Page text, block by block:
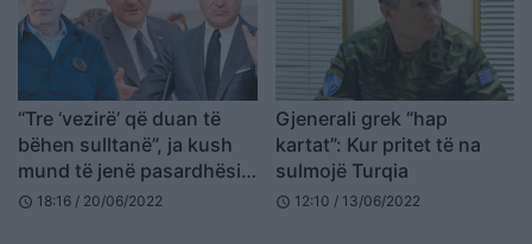
“Tre ‘vezirë’ që duan të
bëhen sulltanë”, ja kush
mund të jenë pasardhësit
e Erdoganit (FOTO LAJM)
schedule 18:16 / 20/06/2022
Gjenerali grek “hap
kartat”: Kur pritet të na
sulmojë Turqia
schedule 12:10 / 13/06/2022